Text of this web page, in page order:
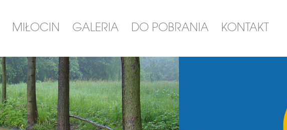
MIŁOCIN GALERIA DO POBRANIA KONTAKT